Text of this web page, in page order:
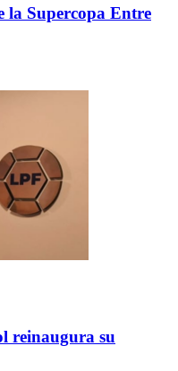
la Supercopa Entre
reinaugura su